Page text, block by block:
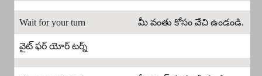
Wait for your turn మీ వంతు కోసం వేచి ఉండండి.
వైట్ ఫర్ యోర్ టర్న్